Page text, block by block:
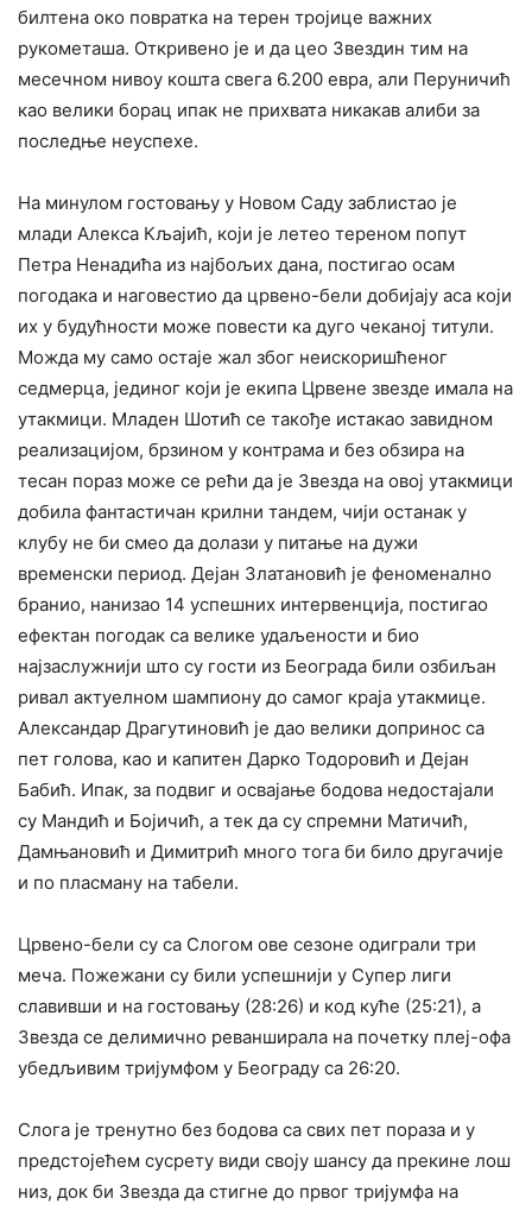
билтена око повратка на терен тројице важних
рукометаша. Откривено је и да цео Звездин тим на
месечном нивоу кошта свега 6.200 евра, али Перуничић
као велики борац ипак не прихвата никакав алиби за
последње неуспехе.
На минулом гостовању у Новом Саду заблистао је
млади Алекса Кљајић, који је летео тереном попут
Петра Ненадића из најбољих дана, постигао осам
погодака и наговестио да црвено-бели добијају аса који
их у будућности може повести ка дуго чеканој титули.
Можда му само остаје жал због неискоришћеног
седмерца, јединог који је екипа Црвене звезде имала на
утакмици. Младен Шотић се такође истакао завидном
реализацијом, брзином у контрама и без обзира на
тесан пораз може се рећи да је Звезда на овој утакмици
добила фантастичан крилни тандем, чији останак у
клубу не би смео да долази у питање на дужи
временски период. Дејан Златановић је феноменално
бранио, нанизао 14 успешних интервенција, постигао
ефектан погодак са велике удаљености и био
најзаслужнији што су гости из Београда били озбиљан
ривал актуелном шампиону до самог краја утакмице.
Александар Драгутиновић је дао велики допринос са
пет голова, као и капитен Дарко Тодоровић и Дејан
Бабић. Ипак, за подвиг и освајање бодова недостајали
су Мандић и Бојичић, а тек да су спремни Матичић,
Дамњановић и Димитрић много тога би било другачије
и по пласману на табели.
Црвено-бели су са Слогом ове сезоне одиграли три
меча. Пожежани су били успешнији у Супер лиги
славивши и на гостовању (28:26) и код куће (25:21), а
Звезда се делимично реванширала на почетку плеј-офа
убедљивим тријумфом у Београду са 26:20.
Слога је тренутно без бодова са свих пет пораза и у
предстојећем сусрету види своју шансу да прекине лош
низ, док би Звезда да стигне до првог тријумфа на